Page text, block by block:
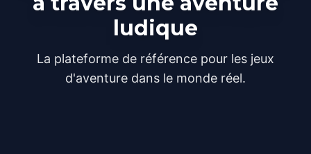
ludique
La plateforme de référence pour les jeux
d'aventure dans le monde réel.